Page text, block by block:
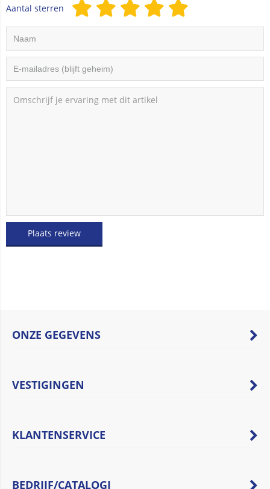
Aantal sterren
Plaats review
ONZE GEGEVENS
VESTIGINGEN
KLANTENSERVICE
BEDRIJF/CATALOGI